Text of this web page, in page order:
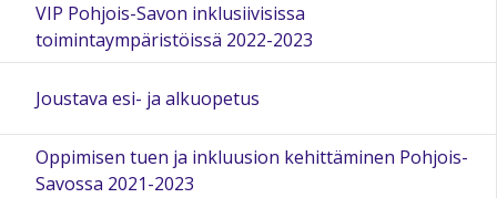
VIP Pohjois-Savon inklusiivisissa
toimintaympäristöissä 2022-2023
Joustava esi- ja alkuopetus
Oppimisen tuen ja inkluusion kehittäminen Pohjois-
Savossa 2021-2023